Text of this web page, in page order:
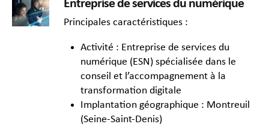
Entreprise de services du numérique
Principales caractéristiques :
Activité : Entreprise de services du
numérique (ESN) spécialisée dans le
conseil et l’accompagnement à la
transformation digitale
Implantation géographique : Montreuil
(Seine-Saint-Denis)